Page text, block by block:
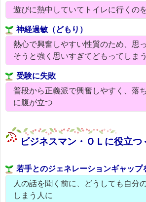
遊びに熱中していてトイレに行くの
神経過敏（どもり）
熱心で興奮しやすい性質のため、思
そうと強く思いすぎてどもってしまう
受験に失敗
普段から正義派で興奮しやすく、落
に腹が立つ
ビジネスマン・ＯＬに役立つ
若手とのジェネレーションギャップ
人の話を聞く前に、どうしても自分
しまう人に